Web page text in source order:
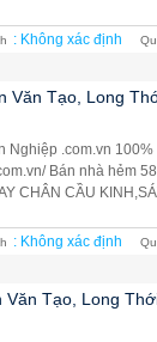
: Không xác định
Văn Tạo, Long
Nghiệp .com.vn
Bán nhà hẻm
CHÂN CẦU
: Không xác định
Văn Tạo, Long